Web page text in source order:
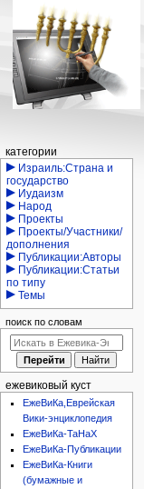
Навигация
категории
Израиль:Страна и
государство
Иудаизм
Народ
Проекты
Проекты/Участники/
дополнения
Публикации:Авторы
Публикации:Статьи
по типу
Темы
поиск по словам
ежевиковый куст
ЕжеВиКа,Еврейская
Вики-энциклопедия
ЕжеВиКа-ТаНаХ
ЕжеВиКа-Публикации
ЕжеВиКа-Книги
(бумажные и